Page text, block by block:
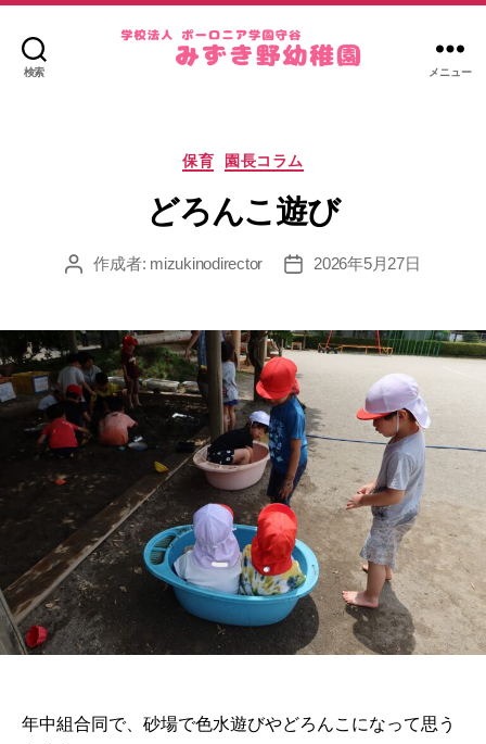
検索
野
メニュー
カ
テ
ゴ
リ
保育 園長コラム
どろんこ遊び
投
作成者: mizukinodirector
投
2026年5月27日
年中組合同で、砂場で色水遊びやどろんこになって思う